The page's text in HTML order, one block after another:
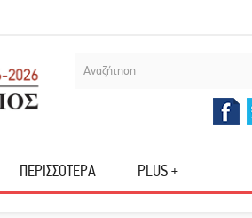
ΠΕΡΙΣΣΟΤΕΡΑ PLUS +